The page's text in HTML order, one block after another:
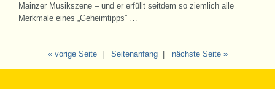
Mainzer Musikszene – und er erfüllt seitdem so ziemlich alle
Merkmale eines „Geheimtipps” …
« vorige Seite| Seitenanfang| nächste Seite »